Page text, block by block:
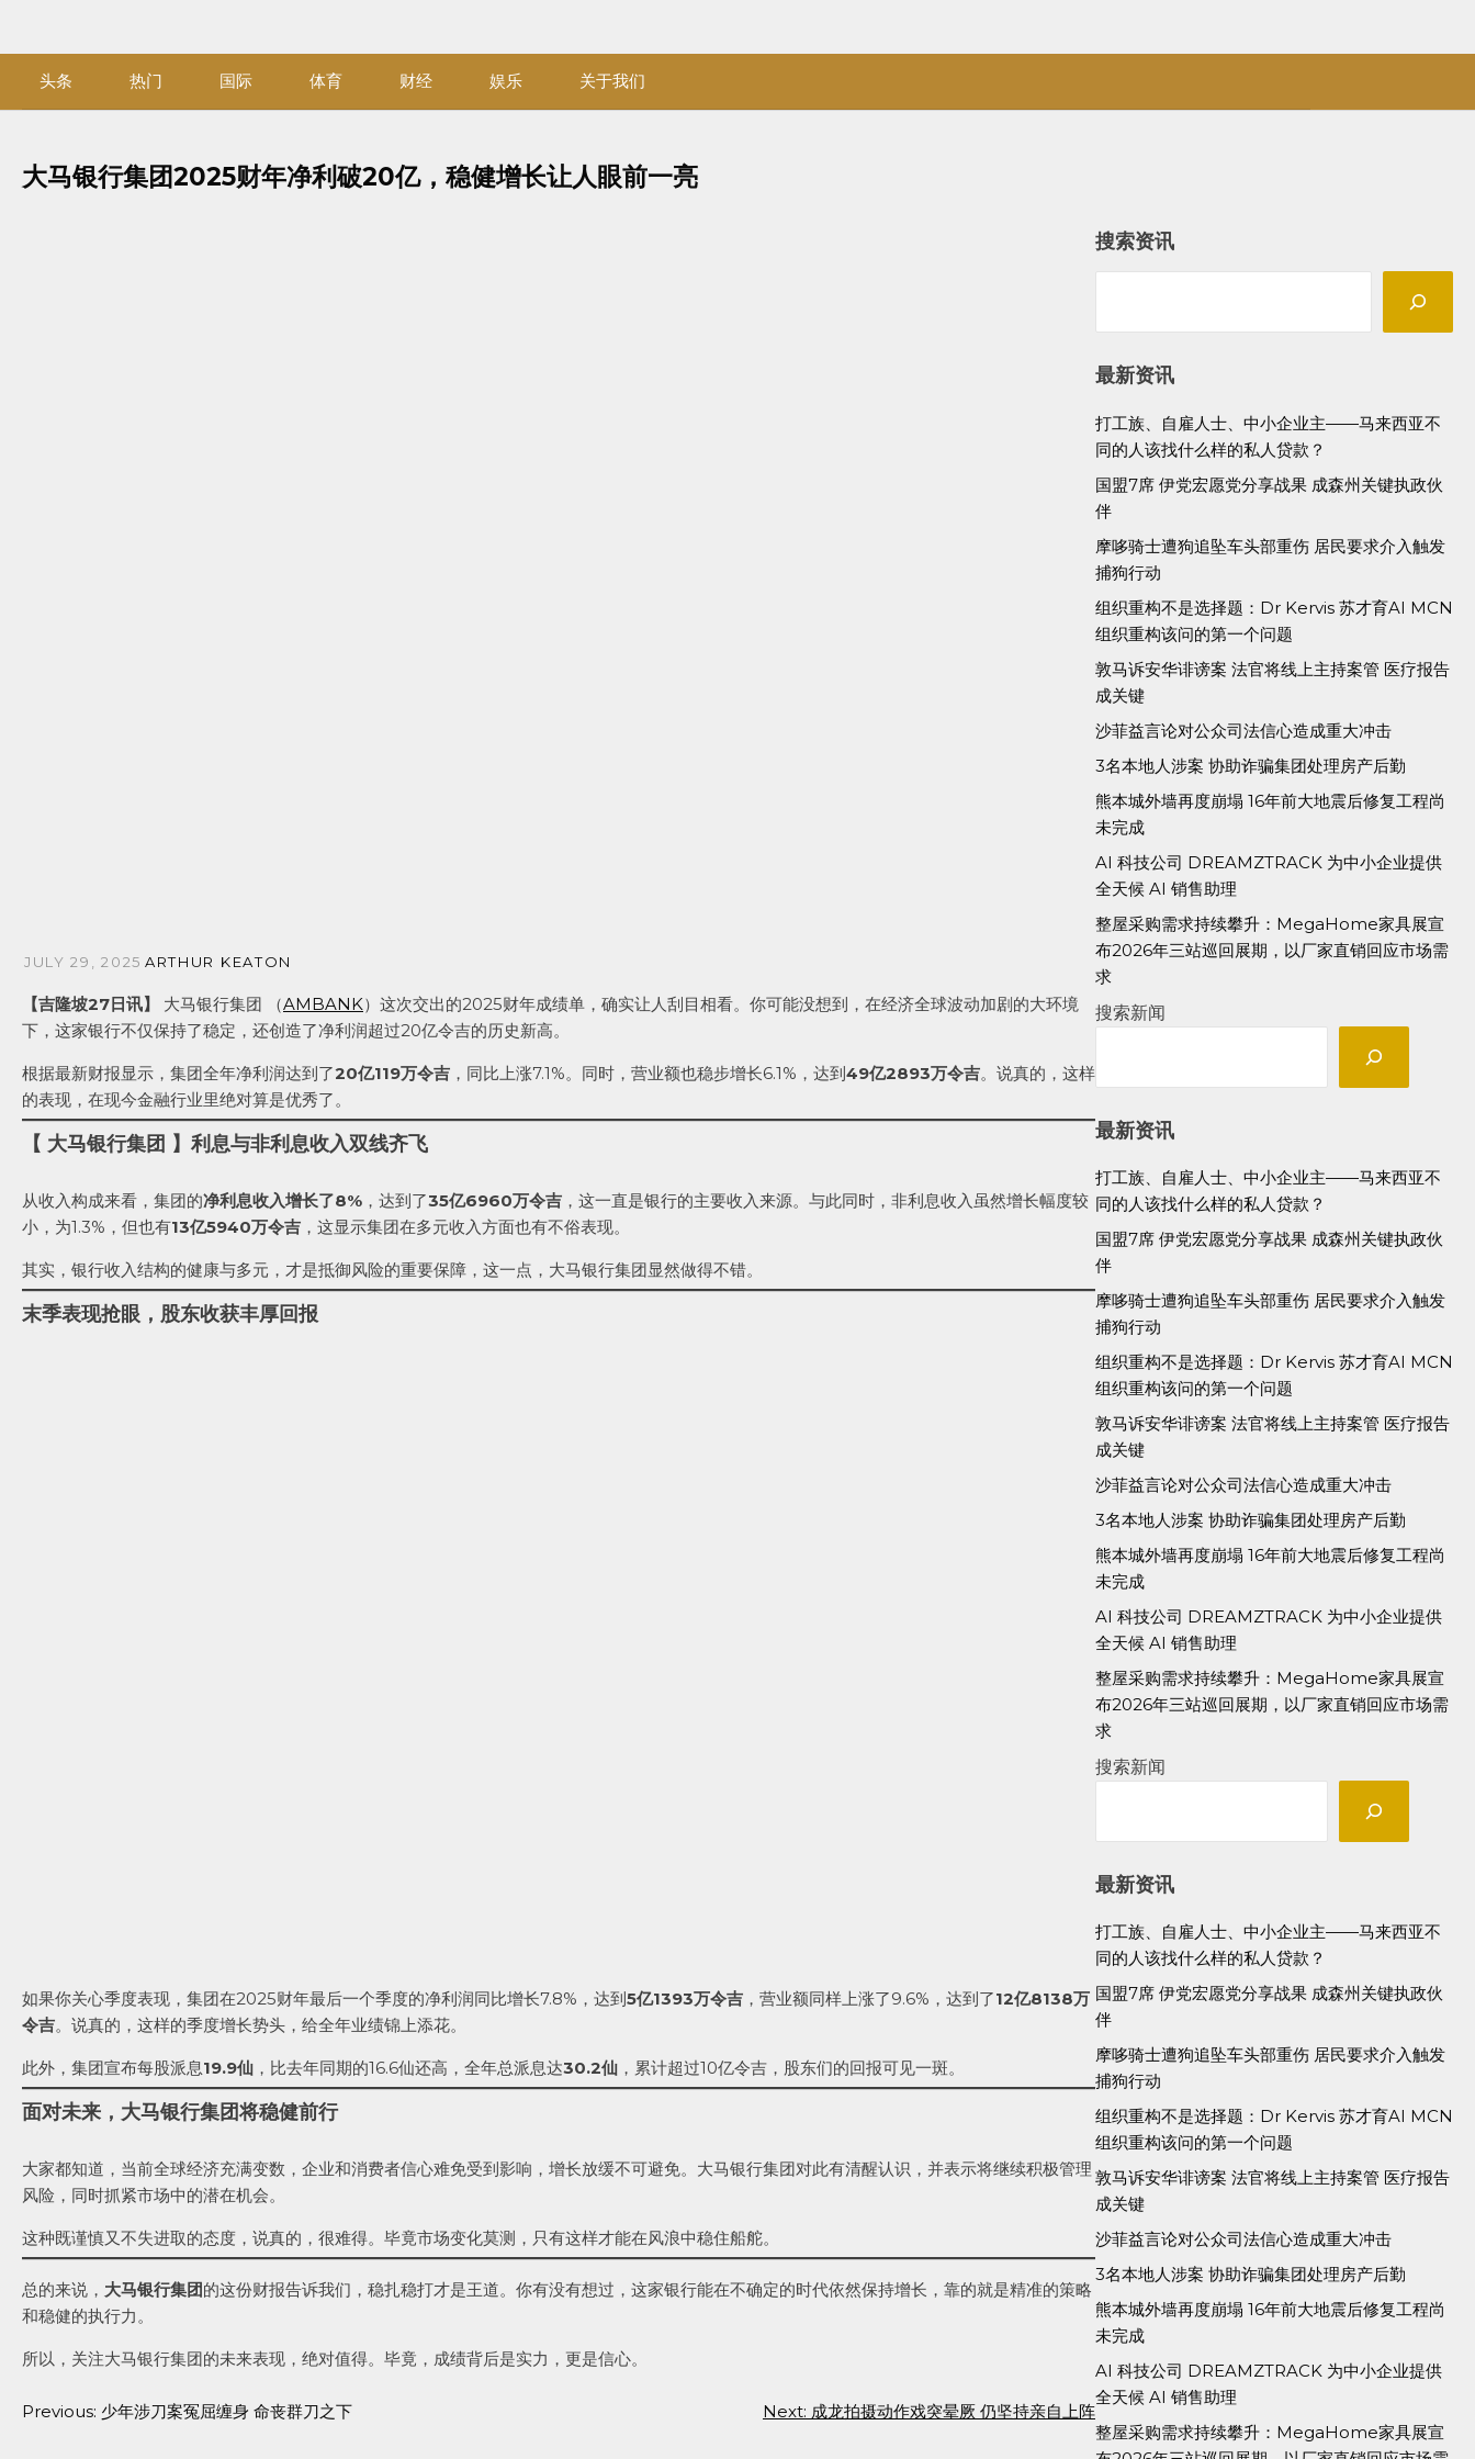
头条
热门 国际 体育 财经 娱乐 关于我们
大马银行集团2025财年净利破20亿，稳健增长让人眼前一亮
JULY 29, 2025 ARTHUR KEATON
【吉隆坡27日讯】 大马银行集团 （AMBANK）这次交出的2025财年成绩单，确实让人刮目相看。你可能没想到，在经济全球波动加剧的大环境
下，这家银行不仅保持了稳定，还创造了净利润超过20亿令吉的历史新高。
根据最新财报显示，集团全年净利润达到了20亿119万令吉 ，同比上涨7.1%。同时，营业额也稳步增长6.1%，达到 49亿2893万令吉。说真的，这样
的表现，在现今金融行业里绝对算是优秀了。
【 大马银行集团 】利息与非利息收入双线齐飞
从收入构成来看，集团的净利息收入增长了8% ，达到了35亿6960万令吉 ，这一直是银行的主要收入来源。与此同时，非利息收入虽然增长幅度较
小，为1.3%，但也有13亿5940万令吉 ，这显示集团在多元收入方面也有不俗表现。
其实，银行收入结构的健康与多元，才是抵御风险的重要保障，这一点，大马银行集团显然做得不错。
末季表现抢眼，股东收获丰厚回报
如果你关心季度表现，集团在2025财年最后一个季度的净利润同比增长7.8%，达到5亿1393万令吉 ，营业额同样上涨了9.6%，达到了12亿8138万
令吉。说真的，这样的季度增长势头，给全年业绩锦上添花。
此外，集团宣布每股派息19.9仙 ，比去年同期的16.6仙还高，全年总派息达30.2仙 ，累计超过10亿令吉，股东们的回报可见一斑。
面对未来，大马银行集团将稳健前行
大家都知道，当前全球经济充满变数，企业和消费者信心难免受到影响，增长放缓不可避免。大马银行集团对此有清醒认识，并表示将继续积极管理
风险，同时抓紧市场中的潜在机会。
这种既谨慎又不失进取的态度，说真的，很难得。毕竟市场变化莫测，只有这样才能在风浪中稳住船舵。
总的来说， 大马银行集团的这份财报告诉我们，稳扎稳打才是王道。你有没有想过，这家银行能在不确定的时代依然保持增长，靠的就是精准的策略
和稳健的执行力。
所以，关注大马银行集团的未来表现，绝对值得。毕竟，成绩背后是实力，更是信心。
Post
Previous: 少年涉刀案冤屈缠身 命丧群刀之下 Next: 成龙拍摄动作戏突晕厥 仍坚持亲自上阵
搜索资讯
最新资讯
打工族、自雇人士、中小企业主——马来西亚不
同的人该找什么样的私人贷款？
国盟7席 伊党宏愿党分享战果 成森州关键执政伙
伴
摩哆骑士遭狗追坠车头部重伤 居民要求介入触发
捕狗行动
组织重构不是选择题：Dr Kervis 苏才育AI MCN
组织重构该问的第一个问题
敦马诉安华诽谤案 法官将线上主持案管 医疗报告
成关键
沙菲益言论对公众司法信心造成重大冲击
3名本地人涉案 协助诈骗集团处理房产后勤
熊本城外墙再度崩塌 16年前大地震后修复工程尚
未完成
AI 科技公司 DREAMZTRACK 为中小企业提供
全天候 AI 销售助理
整屋采购需求持续攀升：MegaHome家具展宣
布2026年三站巡回展期，以厂家直销回应市场需
求
搜索新闻
最新资讯
打工族、自雇人士、中小企业主——马来西亚不
同的人该找什么样的私人贷款？
国盟7席 伊党宏愿党分享战果 成森州关键执政伙
伴
摩哆骑士遭狗追坠车头部重伤 居民要求介入触发
捕狗行动
组织重构不是选择题：Dr Kervis 苏才育AI MCN
组织重构该问的第一个问题
敦马诉安华诽谤案 法官将线上主持案管 医疗报告
成关键
沙菲益言论对公众司法信心造成重大冲击
3名本地人涉案 协助诈骗集团处理房产后勤
熊本城外墙再度崩塌 16年前大地震后修复工程尚
未完成
AI 科技公司 DREAMZTRACK 为中小企业提供
全天候 AI 销售助理
整屋采购需求持续攀升：MegaHome家具展宣
布2026年三站巡回展期，以厂家直销回应市场需
求
搜索新闻
最新资讯
打工族、自雇人士、中小企业主——马来西亚不
同的人该找什么样的私人贷款？
国盟7席 伊党宏愿党分享战果 成森州关键执政伙
伴
摩哆骑士遭狗追坠车头部重伤 居民要求介入触发
捕狗行动
组织重构不是选择题：Dr Kervis 苏才育AI MCN
组织重构该问的第一个问题
敦马诉安华诽谤案 法官将线上主持案管 医疗报告
成关键
沙菲益言论对公众司法信心造成重大冲击
3名本地人涉案 协助诈骗集团处理房产后勤
熊本城外墙再度崩塌 16年前大地震后修复工程尚
未完成
AI 科技公司 DREAMZTRACK 为中小企业提供
全天候 AI 销售助理
整屋采购需求持续攀升：MegaHome家具展宣